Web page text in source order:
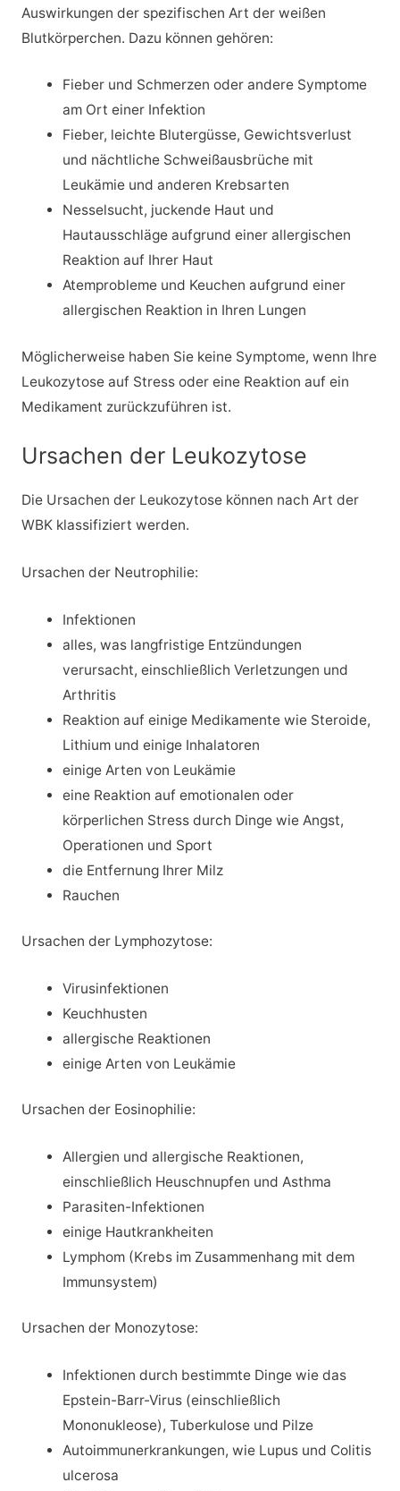
Auswirkungen der spezifischen Art der weißen
Blutkörperchen. Dazu können gehören:
Fieber und Schmerzen oder andere Symptome
am Ort einer Infektion
Fieber, leichte Blutergüsse, Gewichtsverlust
und nächtliche Schweißausbrüche mit
Leukämie und anderen Krebsarten
Nesselsucht, juckende Haut und
Hautausschläge aufgrund einer allergischen
Reaktion auf Ihrer Haut
Atemprobleme und Keuchen aufgrund einer
allergischen Reaktion in Ihren Lungen
Möglicherweise haben Sie keine Symptome, wenn Ihre
Leukozytose auf Stress oder eine Reaktion auf ein
Medikament zurückzuführen ist.
Ursachen der Leukozytose
Die Ursachen der Leukozytose können nach Art der
WBK klassifiziert werden.
Ursachen der Neutrophilie:
Infektionen
alles, was langfristige Entzündungen
verursacht, einschließlich Verletzungen und
Arthritis
Reaktion auf einige Medikamente wie Steroide,
Lithium und einige Inhalatoren
einige Arten von Leukämie
eine Reaktion auf emotionalen oder
körperlichen Stress durch Dinge wie Angst,
Operationen und Sport
die Entfernung Ihrer Milz
Rauchen
Ursachen der Lymphozytose:
Virusinfektionen
Keuchhusten
allergische Reaktionen
einige Arten von Leukämie
Ursachen der Eosinophilie:
Allergien und allergische Reaktionen,
einschließlich Heuschnupfen und Asthma
Parasiten-Infektionen
einige Hautkrankheiten
Lymphom (Krebs im Zusammenhang mit dem
Immunsystem)
Ursachen der Monozytose:
Infektionen durch bestimmte Dinge wie das
Epstein-Barr-Virus (einschließlich
Mononukleose), Tuberkulose und Pilze
Autoimmunerkrankungen, wie Lupus und Colitis
ulcerosa